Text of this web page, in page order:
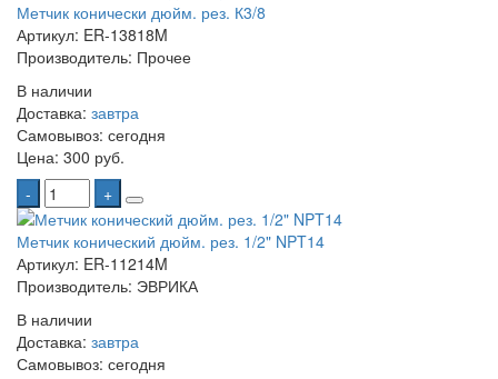
Метчик конически дюйм. рез. К3/8
Артикул: ER-13818M
Производитель: Прочее
В наличии
Доставка: завтра
Самовывоз: сегодня
Цена: 300 руб.
-
+
Метчик конический дюйм. рез. 1/2" NPT14
Артикул: ER-11214M
Производитель: ЭВРИКА
В наличии
Доставка: завтра
Самовывоз: сегодня